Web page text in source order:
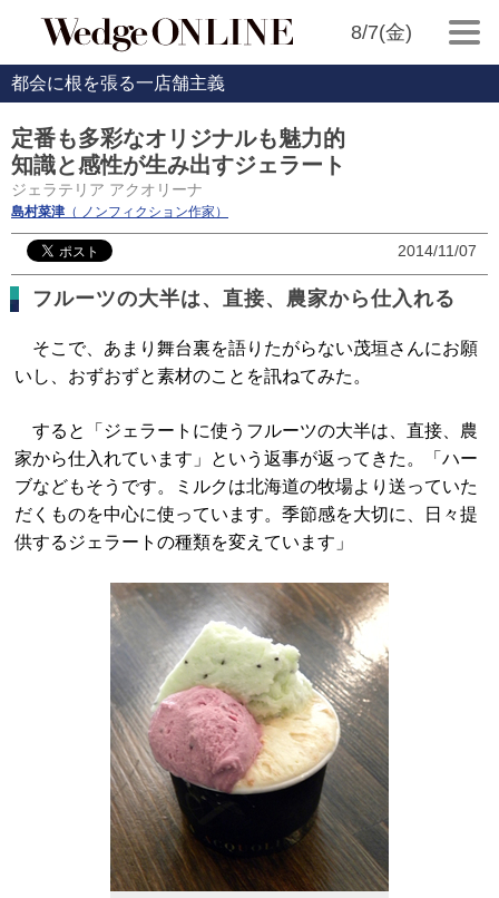
8/7(金)
都会に根を張る一店舗主義
定番も多彩なオリジナルも魅力的
知識と感性が生み出すジェラート
ジェラテリア アクオリーナ
島村菜津 （ ノンフィクション作家）
2014/11/07
フルーツの大半は、直接、農家から仕入れる
そこで、あまり舞台裏を語りたがらない茂垣さんにお願
いし、おずおずと素材のことを訊ねてみた。
すると「ジェラートに使うフルーツの大半は、直接、農
家から仕入れています」という返事が返ってきた。「ハー
ブなどもそうです。ミルクは北海道の牧場より送っていた
だくものを中心に使っています。季節感を大切に、日々提
供するジェラートの種類を変えています」